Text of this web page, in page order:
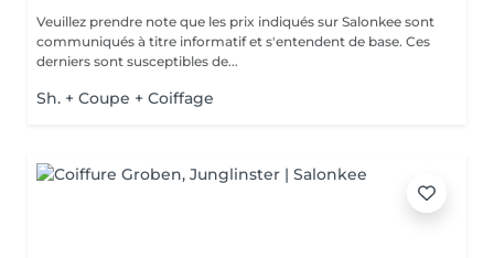
Veuillez prendre note que les prix indiqués sur Salonkee sont
communiqués à titre informatif et s'entendent de base. Ces
derniers sont susceptibles de...
Sh. + Coupe + Coiffage